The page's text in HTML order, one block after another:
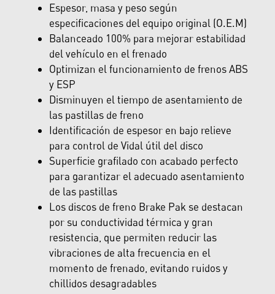
Espesor, masa y peso según
especificaciones del equipo original (O.E.M)
Balanceado 100% para mejorar estabilidad
del vehículo en el frenado
Optimizan el funcionamiento de frenos ABS
y ESP
Disminuyen el tiempo de asentamiento de
las pastillas de freno
Identificación de espesor en bajo relieve
para control de Vidal útil del disco
Superficie grafilado con acabado perfecto
para garantizar el adecuado asentamiento
de las pastillas
Los discos de freno Brake Pak se destacan
por su conductividad térmica y gran
resistencia, que permiten reducir las
vibraciones de alta frecuencia en el
momento de frenado, evitando ruidos y
chillidos desagradables